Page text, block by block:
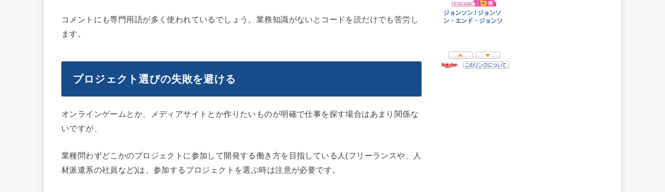
コメントにも専門用語が多く使われているでしょう。業務知識がないとコードを読だけでも苦労し
ます。
プロジェクト選びの失敗を避ける
オンラインゲームとか、メディアサイトとか作りたいものが明確で仕事を探す場合はあまり関係な
いですが、
業種問わずどこかのプロジェクトに参加して開発する働き方を目指している人(フリーランスや、人
材派遣系の社員など)は、参加するプロジェクトを選ぶ時は注意が必要です。